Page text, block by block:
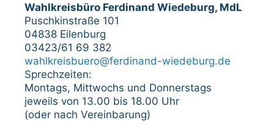
Wahlkreisbüro Ferdinand Wiedeburg, MdL
Puschkinstraße 101
04838 Eilenburg
03423/61 69 382
wahlkreisbuero@ferdinand-wiedeburg.de
Sprechzeiten:
Montags, Mittwochs und Donnerstags
jeweils von 13.00 bis 18.00 Uhr
(oder nach Vereinbarung)